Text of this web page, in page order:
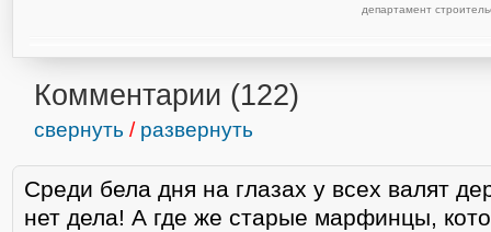
департамент
Комментарии (122)
свернуть / развернуть
Среди бела дня на глазах у всех валят
нет дела! А где же старые марфинцы,